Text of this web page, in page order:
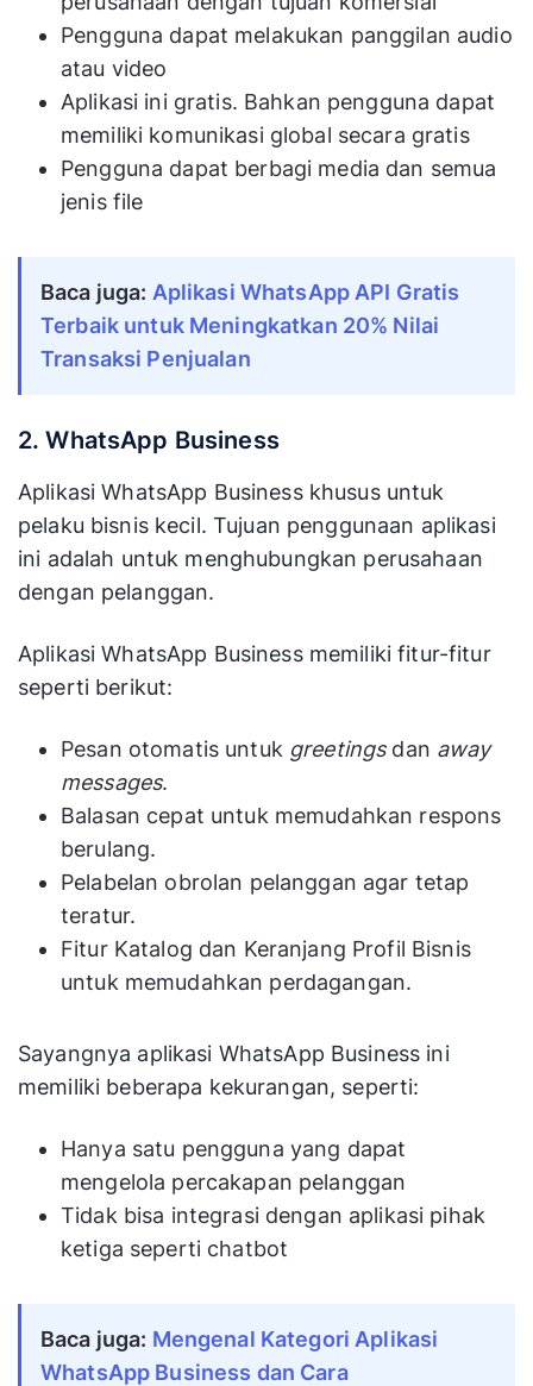
Pengguna dapat melakukan panggilan audio
atau video
Aplikasi ini gratis. Bahkan pengguna dapat
memiliki komunikasi global secara gratis
Pengguna dapat berbagi media dan semua
jenis file
Baca juga: Aplikasi WhatsApp API Gratis
Terbaik untuk Meningkatkan 20% Nilai
Transaksi Penjualan
2. WhatsApp Business
Aplikasi WhatsApp Business khusus untuk
pelaku bisnis kecil. Tujuan penggunaan aplikasi
ini adalah untuk menghubungkan perusahaan
dengan pelanggan.
Aplikasi WhatsApp Business memiliki fitur-fitur
seperti berikut:
Pesan otomatis untuk greetingsdan away
messages.
Balasan cepat untuk memudahkan respons
berulang.
Pelabelan obrolan pelanggan agar tetap
teratur.
Fitur Katalog dan Keranjang Profil Bisnis
untuk memudahkan perdagangan.
Sayangnya aplikasi WhatsApp Business ini
memiliki beberapa kekurangan, seperti:
Hanya satu pengguna yang dapat
mengelola percakapan pelanggan
Tidak bisa integrasi dengan aplikasi pihak
ketiga seperti chatbot
Baca juga: Mengenal Kategori Aplikasi
WhatsApp Business dan Cara